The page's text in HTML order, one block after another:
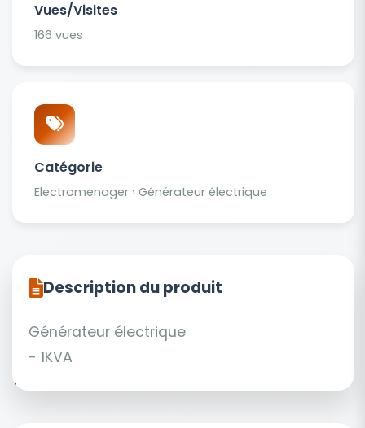
Vues/Visites
166 vues
Catégorie
Electromenager › Générateur électrique
Description du produit
Générateur électrique
- 1KVA